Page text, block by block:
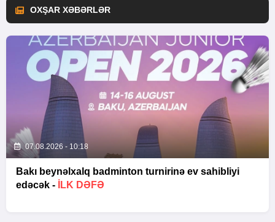
OXŞAR XƏBƏRLƏR
07.08.2026 - 10:18
Bakı beynəlxalq badminton turnirinə ev sahibliyi
edəcək -
İLK DƏFƏ